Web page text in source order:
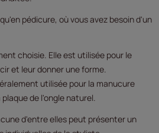
pédicure, où vous avez besoin d'un
choisie. Elle est utilisée pour le
et leur donner une forme.
utilisée pour la manucure
de l'ongle naturel.
d'entre elles peut présenter un